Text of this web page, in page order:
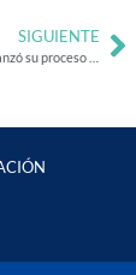
SIGUIENTE